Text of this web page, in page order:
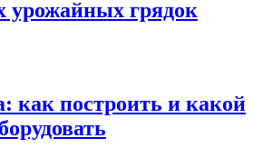
урожайных грядок
как построить и какой